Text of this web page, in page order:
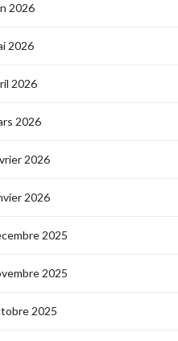
2026
2026
2026
2026
2026
2026
2025
2025
2025